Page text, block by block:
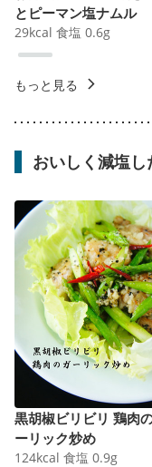
とピーマン塩ナムル
29kcal 食塩 0.6g
もっと見る
おいしく減塩し
黒胡椒ビリビリ 鶏肉
ーリック炒め
124kcal 食塩 0.9g